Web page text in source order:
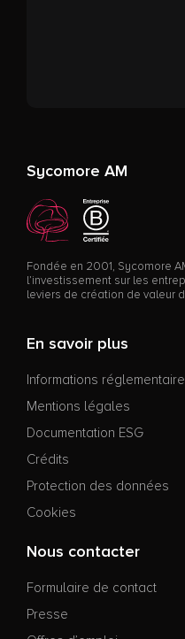
Sycomore AM
Fondée en 2001, Sycomore
l’investissement sur les
leviers de création de valeur
En savoir plus
Informations
Mentions légales
Documentation ESG
Crédits
Protection des données
Cookies
Nous contacter
Formulaire de contact
Presse